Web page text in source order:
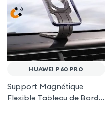
HUAWEI P60 PRO
Support Magnétique
Flexible Tableau de Bord